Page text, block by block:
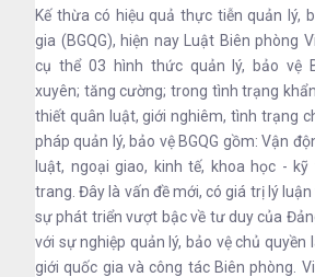
Kế thừa có hiệu quả thực tiễn quản lý,
gia (BGQG), hiện nay Luật Biên phòng
cụ thể 03 hình thức quản lý, bảo vệ
xuyên; tăng cường; trong tình trạng
thiết quân luật, giới nghiêm, tình trạng
pháp quản lý, bảo vệ BGQG gồm: Vận
luật, ngoại giao, kinh tế, khoa học - kỹ
trang. Đây là vấn đề mới, có giá trị lý
sự phát triển vượt bậc về tư duy của
với sự nghiệp quản lý, bảo vệ chủ quyền
giới quốc gia và công tác Biên phòng.